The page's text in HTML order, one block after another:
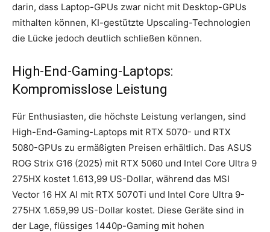
darin, dass Laptop-GPUs zwar nicht mit Desktop-GPUs
mithalten können, KI-gestützte Upscaling-Technologien
die Lücke jedoch deutlich schließen können.
High-End-Gaming-Laptops:
Kompromisslose Leistung
Für Enthusiasten, die höchste Leistung verlangen, sind
High-End-Gaming-Laptops mit RTX 5070- und RTX
5080-GPUs zu ermäßigten Preisen erhältlich. Das ASUS
ROG Strix G16 (2025) mit RTX 5060 und Intel Core Ultra 9
275HX kostet 1.613,99 US-Dollar, während das MSI
Vector 16 HX AI mit RTX 5070Ti und Intel Core Ultra 9-
275HX 1.659,99 US-Dollar kostet. Diese Geräte sind in
der Lage, flüssiges 1440p-Gaming mit hohen